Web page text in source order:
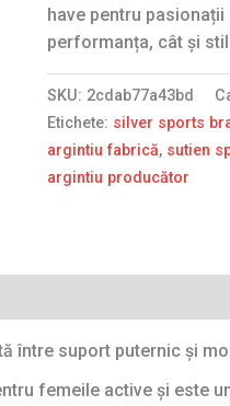
have pentru
performanța, cât și
SKU: 2cdab77a43bd
Etichete: silver sports
argintiu fabrică, sutien
argintiu producător
între suport puternic și
femeile active și este